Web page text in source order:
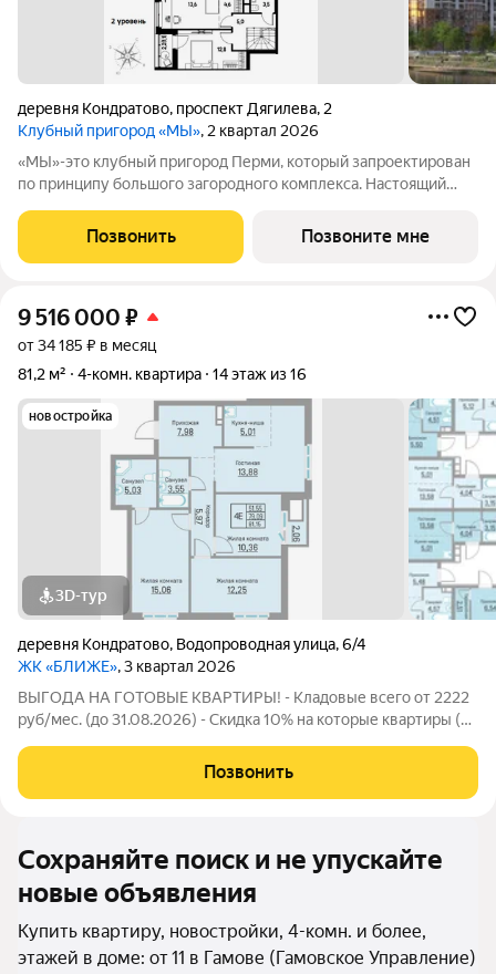
деревня Кондратово, проспект Дягилева, 2
Клубный пригород «МЫ», 2 квартал 2026
«МЫ»-это клубный пригород Перми, который запроектирован
по принципу большого загородного комплекса. Настоящий
у озера. На территории помимо парков и велодорожек будут
объекты социальной
Позвонить Позвоните мне
9 516 000 ₽
от 34 185 ₽ в месяц
81,2 м²
4-комн. квартира 14 этаж из 16
новостройка
3D-тур
деревня Кондратово, Водопроводная улица,6/4
ЖК «БЛИЖЕ», 3 квартал 2026
ВЫГОДА НА ГОТОВЫЕ КВАРТИРЫ! - Кладовые всего от 2222
руб/мес. (до 31.08.2026) - Скидка 10% на которые квартиры (до
Семейная ипотека от 4,5% на весь срок (до 30.09.2026) -
Скидка молодой семье до
Позвонить
Сохраняйте поиск и не упускайте
новые объявления
Купить квартиру, новостройки, 4-комн. и более,
этажей в доме: от 11 в Гамове (Гамовское Управление)